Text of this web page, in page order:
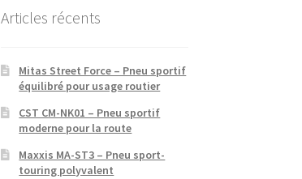
Articles récents
Mitas Street Force – Pneu sportif
équilibré pour usage routier
CST CM-NK01 – Pneu sportif
moderne pour la route
Maxxis MA-ST3 – Pneu sport-
touring polyvalent